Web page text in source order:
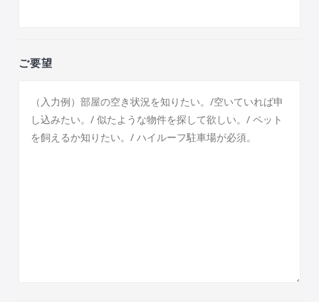
ご要望